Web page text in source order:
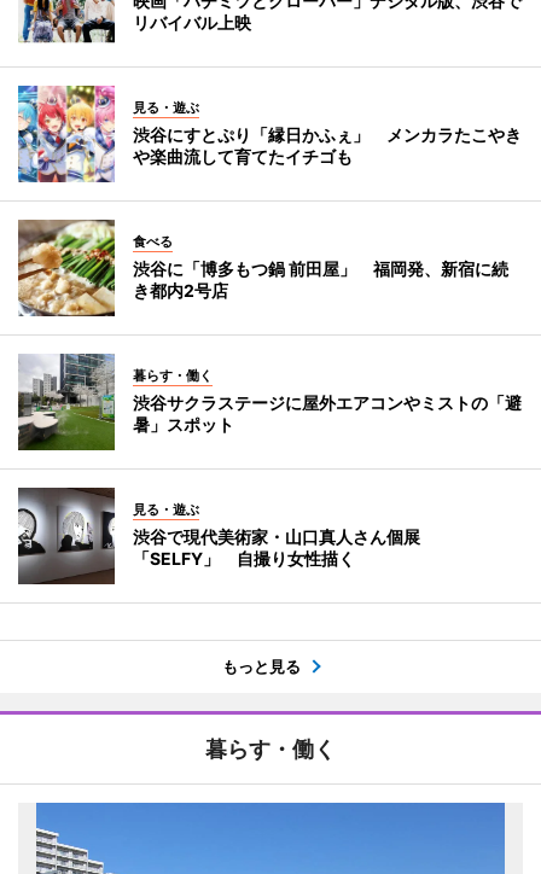
リバイバル上映
見る・遊ぶ
渋谷にすとぷり「縁日かふぇ」 メンカラたこやき
や楽曲流して育てたイチゴも
食べる
渋谷に「博多もつ鍋 前田屋」 福岡発、新宿に続
き都内2号店
暮らす・働く
渋谷サクラステージに屋外エアコンやミストの「避
暑」スポット
見る・遊ぶ
渋谷で現代美術家・山口真人さん個展
「SELFY」 自撮り女性描く
もっと見る
暮らす・働く